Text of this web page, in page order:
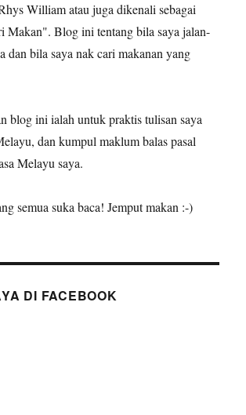
William atau juga dikenali sebagai
Makan". Blog ini tentang bila saya jalan-
dan bila saya nak cari makanan yang
blog ini ialah untuk praktis tulisan saya
dan kumpul maklum balas pasal
Melayu saya.
semua suka baca! Jemput makan :-)
DI FACEBOOK